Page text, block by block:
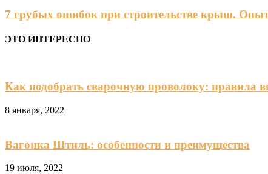
7 грубых ошибок при строительстве крыш.
ЭТО ИНТЕРЕСНО
Как подобрать сварочную проволоку: правила
8 января, 2022
Вагонка Штиль: особенности и преимущества
19 июля, 2022